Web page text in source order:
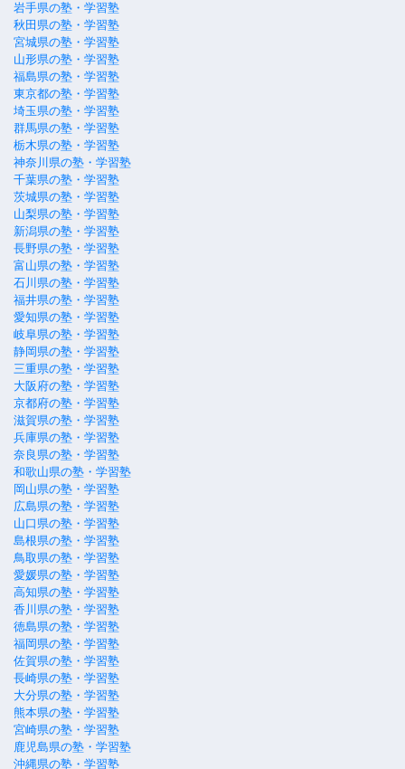
岩手県の塾・学習塾
秋田県の塾・学習塾
宮城県の塾・学習塾
山形県の塾・学習塾
福島県の塾・学習塾
東京都の塾・学習塾
埼玉県の塾・学習塾
群馬県の塾・学習塾
栃木県の塾・学習塾
神奈川県の塾・学習塾
千葉県の塾・学習塾
茨城県の塾・学習塾
山梨県の塾・学習塾
新潟県の塾・学習塾
長野県の塾・学習塾
富山県の塾・学習塾
石川県の塾・学習塾
福井県の塾・学習塾
愛知県の塾・学習塾
岐阜県の塾・学習塾
静岡県の塾・学習塾
三重県の塾・学習塾
大阪府の塾・学習塾
京都府の塾・学習塾
滋賀県の塾・学習塾
兵庫県の塾・学習塾
奈良県の塾・学習塾
和歌山県の塾・学習塾
岡山県の塾・学習塾
広島県の塾・学習塾
山口県の塾・学習塾
島根県の塾・学習塾
鳥取県の塾・学習塾
愛媛県の塾・学習塾
高知県の塾・学習塾
香川県の塾・学習塾
徳島県の塾・学習塾
福岡県の塾・学習塾
佐賀県の塾・学習塾
長崎県の塾・学習塾
大分県の塾・学習塾
熊本県の塾・学習塾
宮崎県の塾・学習塾
鹿児島県の塾・学習塾
沖縄県の塾・学習塾